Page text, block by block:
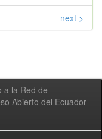
next >
a la Red de
Abierto del Ecuador -